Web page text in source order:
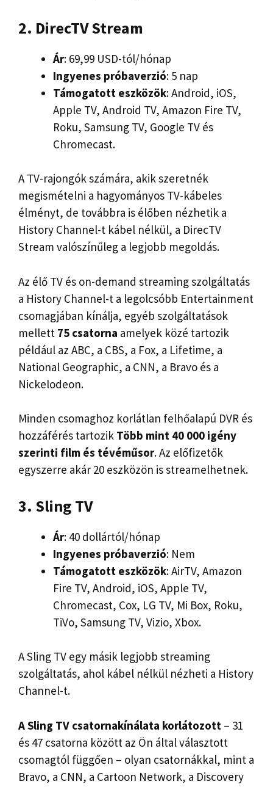
2. DirecTV Stream
Ár: 69,99 USD-tól/hónap
Ingyenes próbaverzió: 5 nap
Támogatott eszközök: Android, iOS,
Apple TV, Android TV, Amazon Fire TV,
Roku, Samsung TV, Google TV és
Chromecast.
A TV-rajongók számára, akik szeretnék
megismételni a hagyományos TV-kábeles
élményt, de továbbra is élőben nézhetik a
History Channel-t kábel nélkül, a DirecTV
Stream valószínűleg a legjobb megoldás.
Az élő TV és on-demand streaming szolgáltatás
a History Channel-t a legolcsóbb Entertainment
csomagjában kínálja, egyéb szolgáltatások
mellett 75 csatorna amelyek közé tartozik
például az ABC, a CBS, a Fox, a Lifetime, a
National Geographic, a CNN, a Bravo és a
Nickelodeon.
Minden csomaghoz korlátlan felhőalapú DVR és
hozzáférés tartozik Több mint 40 000 igény
szerinti film és tévéműsor. Az előfizetők
egyszerre akár 20 eszközön is streamelhetnek.
3. Sling TV
Ár: 40 dollártól/hónap
Ingyenes próbaverzió: Nem
Támogatott eszközök: AirTV, Amazon
Fire TV, Android, iOS, Apple TV,
Chromecast, Cox, LG TV, Mi Box, Roku,
TiVo, Samsung TV, Vizio, Xbox.
A Sling TV egy másik legjobb streaming
szolgáltatás, ahol kábel nélkül nézheti a History
Channel-t.
A Sling TV csatornakínálata korlátozott – 31
és 47 csatorna között az Ön által választott
csomagtól függően – olyan csatornákkal, mint a
Bravo, a CNN, a Cartoon Network, a Discovery